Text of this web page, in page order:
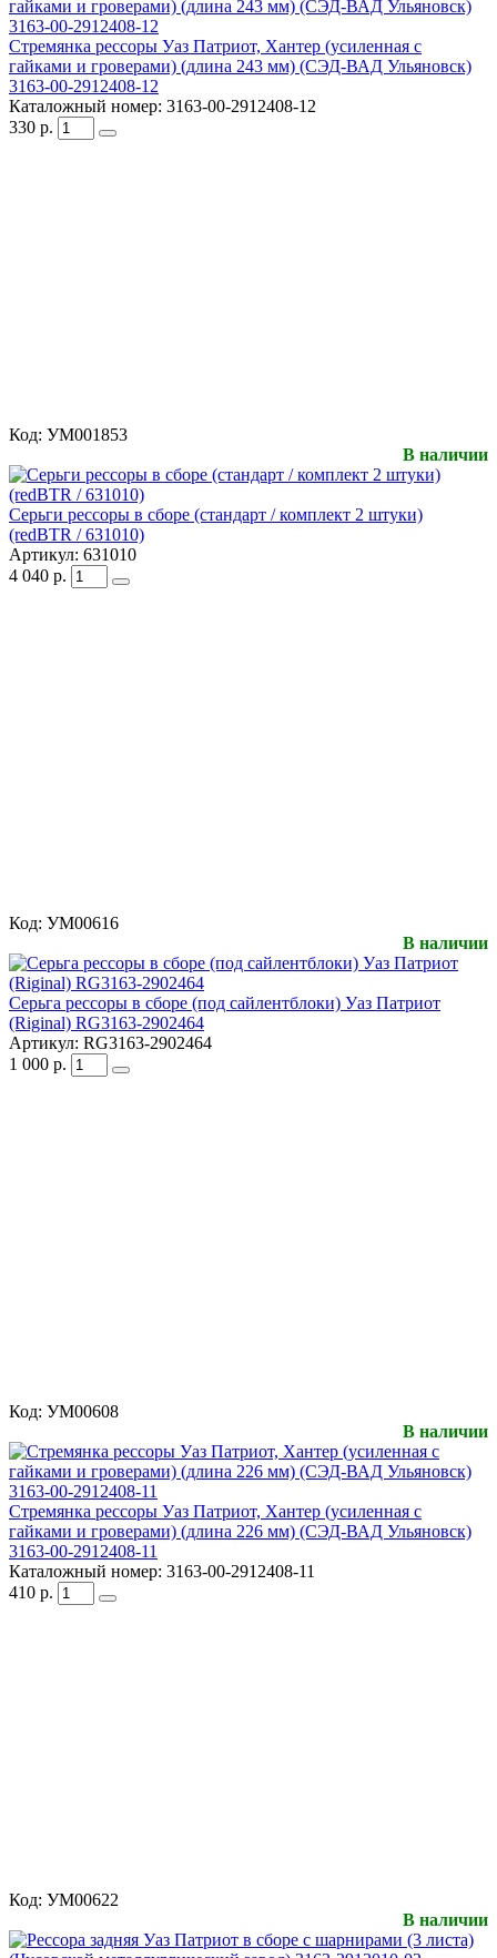
Стремянка рессоры Уаз Патриот, Хантер (усиленная с
гайками и гроверами) (длина 243 мм) (СЭД-ВАД Ульяновск)
3163-00-2912408-12
Каталожный номер: 3163-00-2912408-12
330 р.
Код: УМ001853
В наличии
Серьги рессоры в сборе (стандарт / комплект 2 штуки)
(redBTR / 631010)
Артикул: 631010
4 040 р.
Код: УМ00616
В наличии
Серьга рессоры в сборе (под сайлентблоки) Уаз Патриот
(Riginal) RG3163-2902464
Артикул: RG3163-2902464
1 000 р.
Код: УМ00608
В наличии
Стремянка рессоры Уаз Патриот, Хантер (усиленная с
гайками и гроверами) (длина 226 мм) (СЭД-ВАД Ульяновск)
3163-00-2912408-11
Каталожный номер: 3163-00-2912408-11
410 р.
Код: УМ00622
В наличии